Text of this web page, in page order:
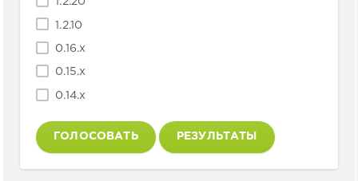
1.2.10
0.16.x
0.15.x
0.14.x
ГОЛОСОВАТЬ РЕЗУЛЬТАТЫ